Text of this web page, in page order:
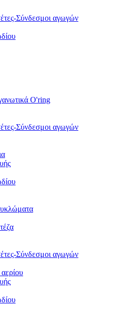
Σύνδεσμοι αγωγών
O'ring
Σύνδεσμοι αγωγών
Σύνδεσμοι αγωγών
αερίου